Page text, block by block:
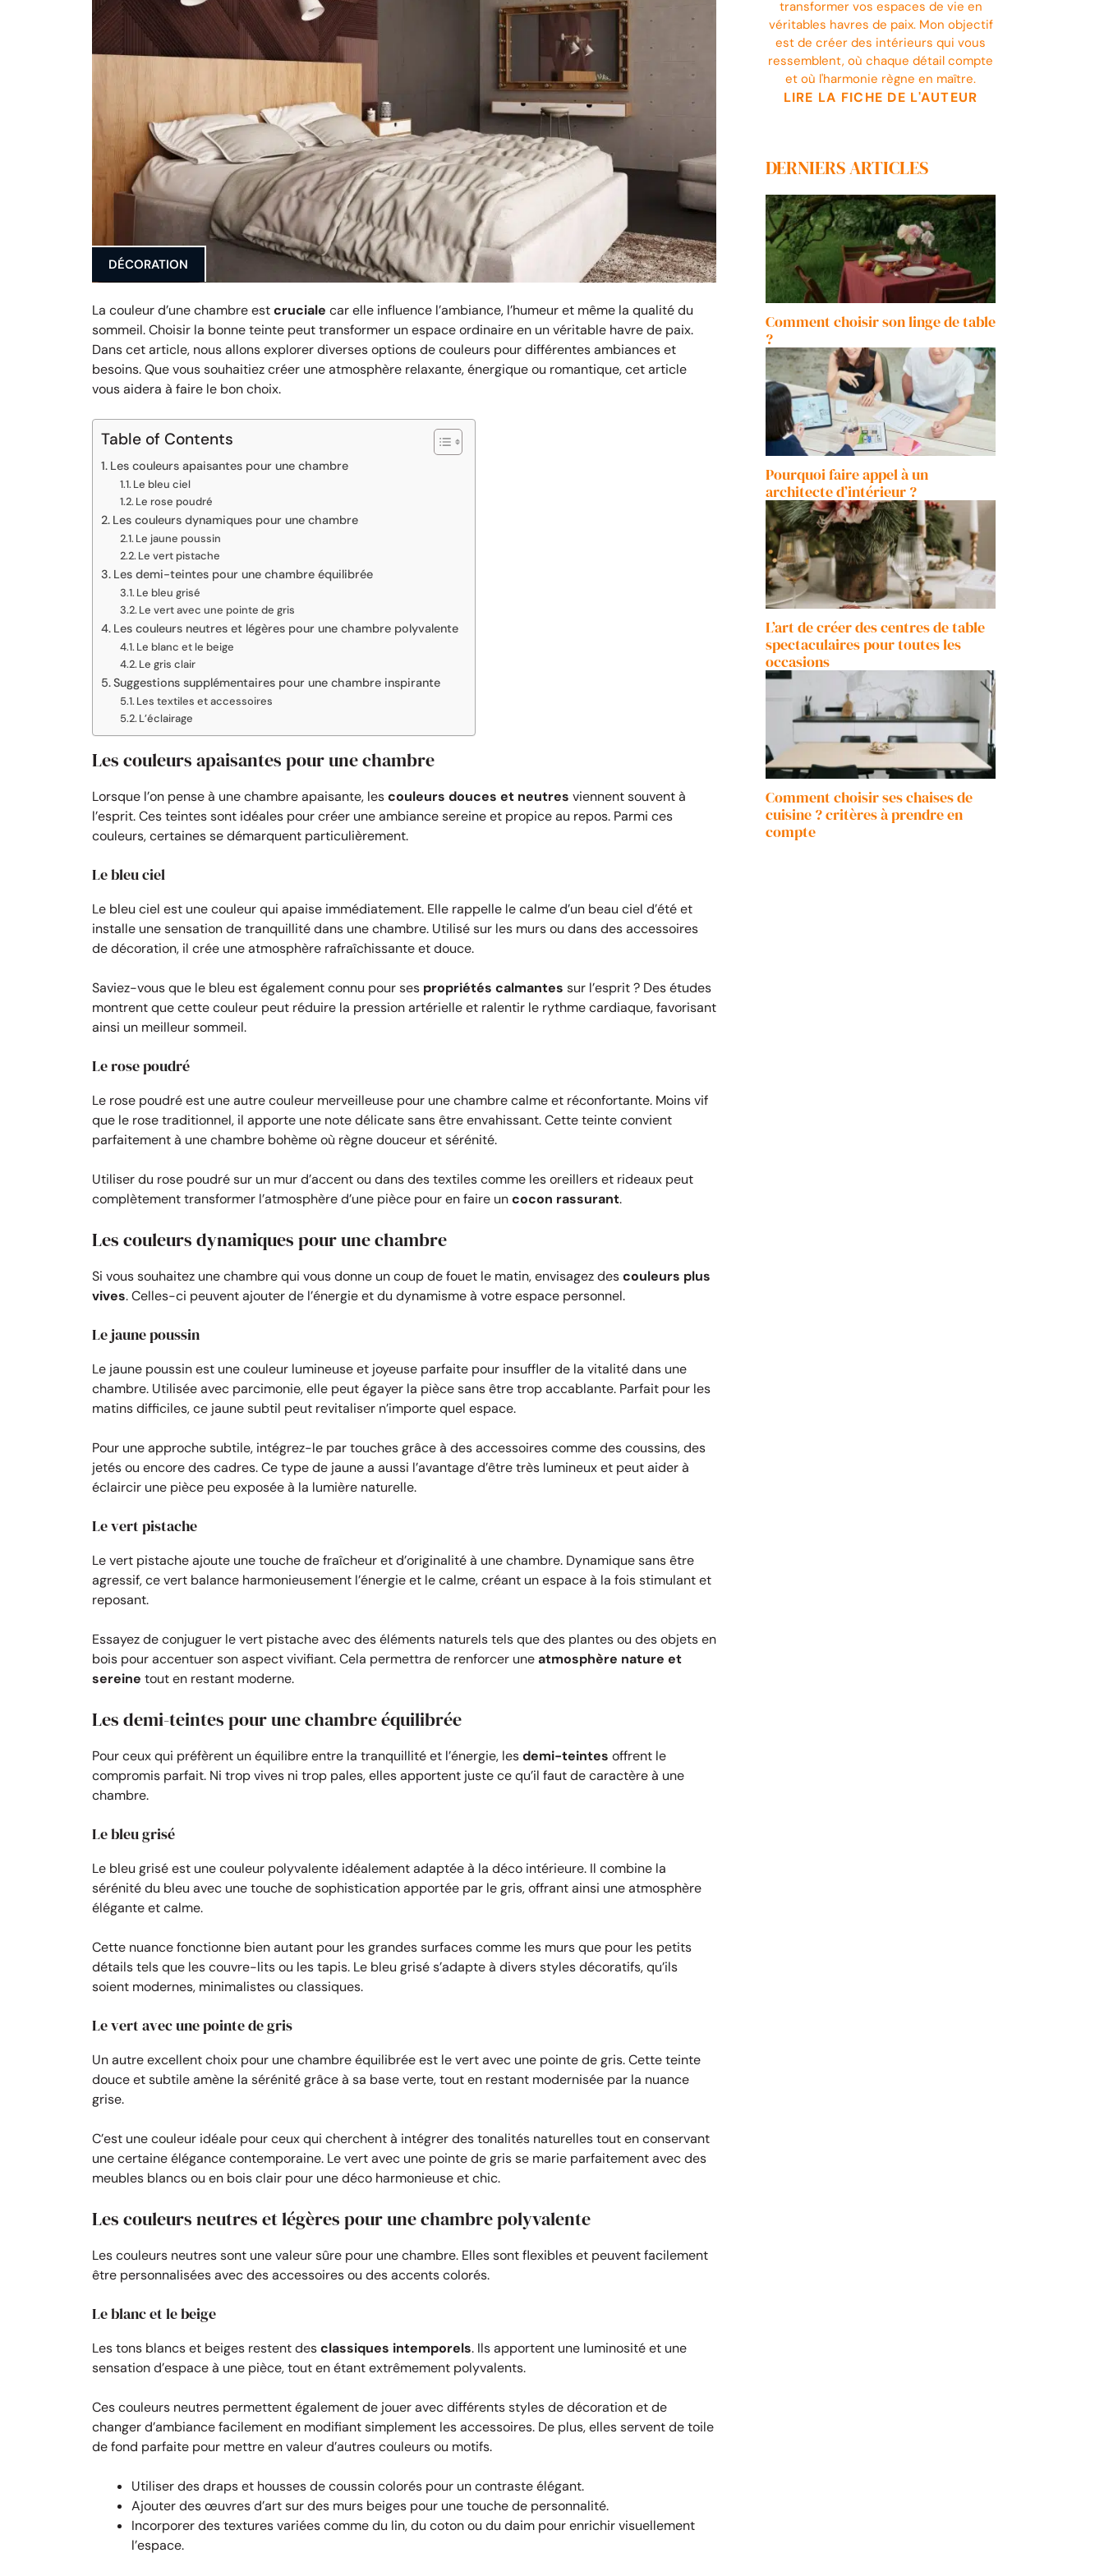
DÉCORATION
La couleur d’une chambre estcruciale car elle influence l’ambiance, l’humeur et même la qualité du
sommeil. Choisir la bonne teinte peut transformer un espace ordinaire en un véritable havre de paix.
Dans cet article, nous allons explorer diverses options de couleurs pour différentes ambiances et
besoins. Que vous souhaitiez créer une atmosphère relaxante, énergique ou romantique, cet article
vous aidera à faire le bon choix.
Table of Contents
Les couleurs apaisantes pour une chambre
Le bleu ciel
Le rose poudré
Les couleurs dynamiques pour une chambre
Le jaune poussin
Le vert pistache
Les demi-teintes pour une chambre équilibrée
Le bleu grisé
Le vert avec une pointe de gris
Les couleurs neutres et légères pour une chambre polyvalente
Le blanc et le beige
Le gris clair
Suggestions supplémentaires pour une chambre inspirante
Les textiles et accessoires
L’éclairage
Les couleurs apaisantes pour une chambre
Lorsque l’on pense à une chambre apaisante, lescouleurs douces et neutres viennent souvent à
l’esprit. Ces teintes sont idéales pour créer une ambiance sereine et propice au repos. Parmi ces
couleurs, certaines se démarquent particulièrement.
Le bleu ciel
Le bleu ciel est une couleur qui apaise immédiatement. Elle rappelle le calme d’un beau ciel d’été et
installe une sensation de tranquillité dans une chambre. Utilisé sur les murs ou dans des accessoires
de décoration, il crée une atmosphère rafraîchissante et douce.
Saviez-vous que le bleu est également connu pour ses propriétés calmantes sur l’esprit ? Des études
montrent que cette couleur peut réduire la pression artérielle et ralentir le rythme cardiaque, favorisant
ainsi un meilleur sommeil.
Le rose poudré
Le rose poudré est une autre couleur merveilleuse pour une chambre calme et réconfortante. Moins vif
que le rose traditionnel, il apporte une note délicate sans être envahissant. Cette teinte convient
parfaitement à une chambre bohème où règne douceur et sérénité.
Utiliser du rose poudré sur un mur d’accent ou dans des textiles comme les oreillers et rideaux peut
complètement transformer l’atmosphère d’une pièce pour en faire uncocon rassurant.
Les couleurs dynamiques pour une chambre
Si vous souhaitez une chambre qui vous donne un coup de fouet le matin, envisagez descouleurs plus
vives. Celles-ci peuvent ajouter de l’énergie et du dynamisme à votre espace personnel.
Le jaune poussin
Le jaune poussin est une couleur lumineuse et joyeuse parfaite pour insuffler de la vitalité dans une
chambre. Utilisée avec parcimonie, elle peut égayer la pièce sans être trop accablante. Parfait pour les
matins difficiles, ce jaune subtil peut revitaliser n’importe quel espace.
Pour une approche subtile, intégrez-le par touches grâce à des accessoires comme des coussins, des
jetés ou encore des cadres. Ce type de jaune a aussi l’avantage d’être très lumineux et peut aider à
éclaircir une pièce peu exposée à la lumière naturelle.
Le vert pistache
Le vert pistache ajoute une touche de fraîcheur et d’originalité à une chambre. Dynamique sans être
agressif, ce vert balance harmonieusement l’énergie et le calme, créant un espace à la fois stimulant et
reposant.
Essayez de conjuguer le vert pistache avec des éléments naturels tels que des plantes ou des objets en
bois pour accentuer son aspect vivifiant. Cela permettra de renforcer uneatmosphère nature et
sereine tout en restant moderne.
Les demi-teintes pour une chambre équilibrée
Pour ceux qui préfèrent un équilibre entre la tranquillité et l’énergie, lesdemi-teintes offrent le
compromis parfait. Ni trop vives ni trop pales, elles apportent juste ce qu’il faut de caractère à une
chambre.
Le bleu grisé
Le bleu grisé est une couleur polyvalente idéalement adaptée à la déco intérieure. Il combine la
sérénité du bleu avec une touche de sophistication apportée par le gris, offrant ainsi une atmosphère
élégante et calme.
Cette nuance fonctionne bien autant pour les grandes surfaces comme les murs que pour les petits
détails tels que les couvre-lits ou les tapis. Le bleu grisé s’adapte à divers styles décoratifs, qu’ils
soient modernes, minimalistes ou classiques.
Le vert avec une pointe de gris
Un autre excellent choix pour une chambre équilibrée est le vert avec une pointe de gris. Cette teinte
douce et subtile amène la sérénité grâce à sa base verte, tout en restant modernisée par la nuance
grise.
C’est une couleur idéale pour ceux qui cherchent à intégrer des tonalités naturelles tout en conservant
une certaine élégance contemporaine. Le vert avec une pointe de gris se marie parfaitement avec des
meubles blancs ou en bois clair pour une déco harmonieuse et chic.
Les couleurs neutres et légères pour une chambre polyvalente
Les couleurs neutres sont une valeur sûre pour une chambre. Elles sont flexibles et peuvent facilement
être personnalisées avec des accessoires ou des accents colorés.
Le blanc et le beige
Les tons blancs et beiges restent desclassiques intemporels. Ils apportent une luminosité et une
sensation d’espace à une pièce, tout en étant extrêmement polyvalents.
Ces couleurs neutres permettent également de jouer avec différents styles de décoration et de
changer d’ambiance facilement en modifiant simplement les accessoires. De plus, elles servent de toile
de fond parfaite pour mettre en valeur d’autres couleurs ou motifs.
Utiliser des draps et housses de coussin colorés pour un contraste élégant.
Ajouter des œuvres d’art sur des murs beiges pour une touche de personnalité.
Incorporer des textures variées comme du lin, du coton ou du daim pour enrichir visuellement
l’espace.
transformer vos espaces de vie en
véritables havres de paix. Mon objectif
est de créer des intérieurs qui vous
ressemblent, où chaque détail compte
et où l'harmonie règne en maître.
LIRE LA FICHE DE L'AUTEUR
DERNIERS ARTICLES
Comment choisir son linge de table
?
Pourquoi faire appel à un
architecte d’intérieur ?
L’art de créer des centres de table
spectaculaires pour toutes les
occasions
Comment choisir ses chaises de
cuisine ? critères à prendre en
compte